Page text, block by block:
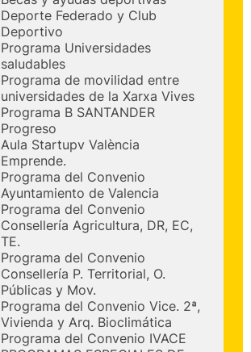
Deporte Federado y Club
Deportivo
Programa Universidades
saludables
Programa de movilidad entre
universidades de la Xarxa Vives
Programa B SANTANDER
Progreso
Aula Startupv València
Emprende.
Programa del Convenio
Ayuntamiento de Valencia
Programa del Convenio
Consellería Agricultura, DR, EC,
TE.
Programa del Convenio
Consellería P. Territorial, O.
Públicas y Mov.
Programa del Convenio Vice. 2ª,
Vivienda y Arq. Bioclimática
Programa del Convenio IVACE